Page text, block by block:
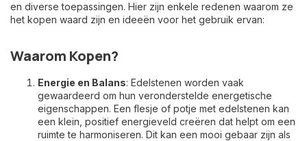
en diverse toepassingen. Hier zijn enkele redenen waarom ze
het kopen waard zijn en ideeën voor het gebruik ervan:
Waarom Kopen?
Energie en Balans: Edelstenen worden vaak
gewaardeerd om hun veronderstelde energetische
eigenschappen. Een flesje of potje met edelstenen kan
een klein, positief energieveld creëren dat helpt om een
ruimte te harmoniseren. Dit kan een mooi gebaar zijn als